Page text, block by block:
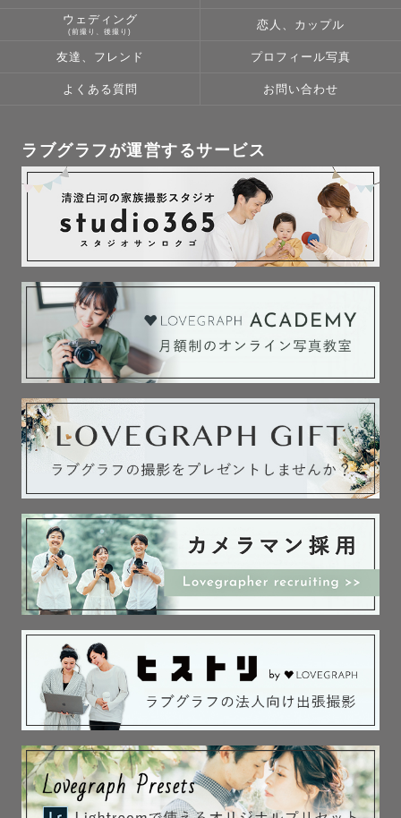
ウェディング
(前撮り、後撮り)
恋人、カップル
友達、フレンド プロフィール写真
よくある質問 お問い合わせ
ラブグラフが運営するサービス